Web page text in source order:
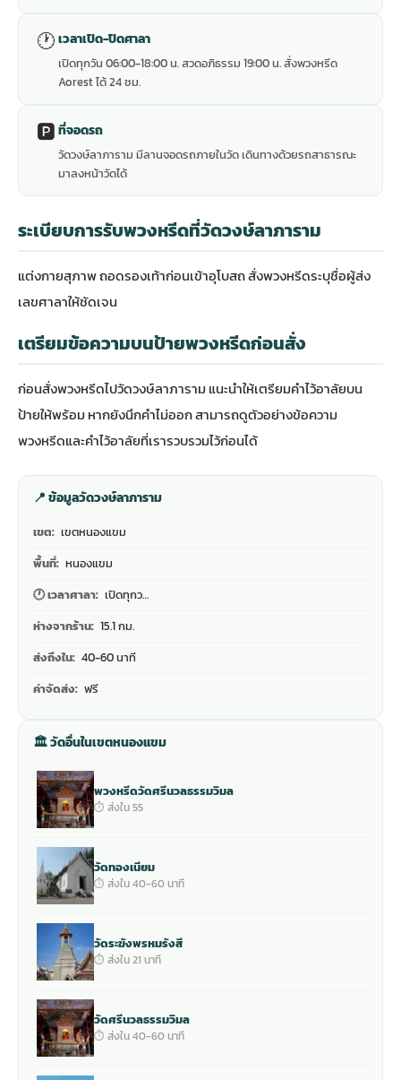
🕐 เวลาเปิด-ปิดศาลา
เปิดทุกวัน 06:00-18:00 น. สวดอภิธรรม 19:00 น. สั่งพวงหรีด
Aorest ได้ 24 ชม.
🅿️ ที่จอดรถ
วัดวงษ์ลาภาราม มีลานจอดรถภายในวัด เดินทางด้วยรถสาธารณะ
มาลงหน้าวัดได้
ระเบียบการรับพวงหรีดที่วัดวงษ์ลาภาราม
แต่งกายสุภาพ ถอดรองเท้าก่อนเข้าอุโบสถ สั่งพวงหรีดระบุชื่อผู้ส่ง
เลขศาลาให้ชัดเจน
เตรียมข้อความบนป้ายพวงหรีดก่อนสั่ง
ก่อนสั่งพวงหรีดไปวัดวงษ์ลาภาราม แนะนำให้เตรียมคำไว้อาลัยบน
ป้ายให้พร้อม หากยังนึกคำไม่ออก สามารถดูตัวอย่างข้อความ
พวงหรีดและคำไว้อาลัยที่เรารวบรวมไว้ก่อนได้
📍 ข้อมูลวัดวงษ์ลาภาราม
เขต: เขตหนองแขม
พื้นที่: หนองแขม
🕐 เวลาศาลา: เปิดทุกว…
ห่างจากร้าน: 15.1 กม.
ส่งถึงใน: 40-60 นาที
ค่าจัดส่ง: ฟรี
🏛 วัดอื่นในเขตหนองแขม
พวงหรีดวัดศรีนวลธรรมวิมล
⏱ ส่งใน 55
วัดทองเนียม
⏱ ส่งใน 40-60 นาที
วัดระฆังพรหมรังสี
⏱ ส่งใน 21 นาที
วัดศรีนวลธรรมวิมล
⏱ ส่งใน 40-60 นาที